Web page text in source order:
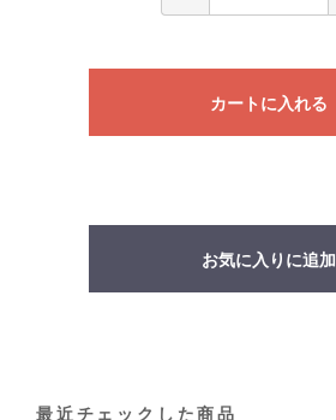
カートに入れる
お気に入りに追加
最近チェックした商品